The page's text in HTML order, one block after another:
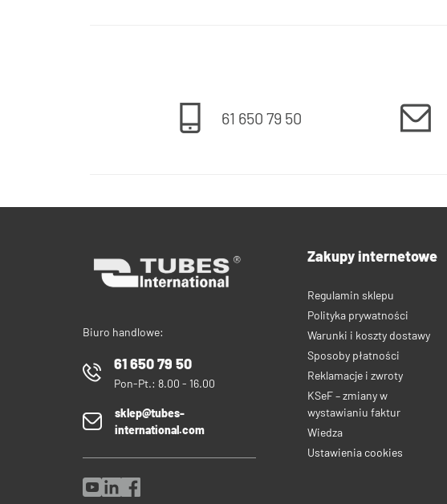
61 650 79 50
Biuro handlowe:
61 650 79 50
Pon-Pt.: 8.00 - 16.00
sklep@tubes-
international.com
Zakupy internetowe
Regulamin sklepu
Polityka prywatności
Warunki i koszty dostawy
Sposoby płatności
Reklamacje i zwroty
KSeF – zmiany w
wystawianiu faktur
Wiedza
Ustawienia cookies